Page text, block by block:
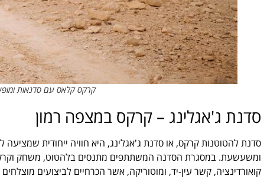
קרקס קלאס עם סדנאות
סדנת ג'אגלינג – קרקס במצפה רמון
סדנת להטוטנות קרקס, או סדנת ג'אגלינג, היא חוויה ייחודית
ומשעשעת. במסגרת הסדנה המשתתפים מתנסים בלהטוט, משחק
קואורדינציה, קשר עין-יד, ומוטוריקה, אשר הכרחיים לביצועים